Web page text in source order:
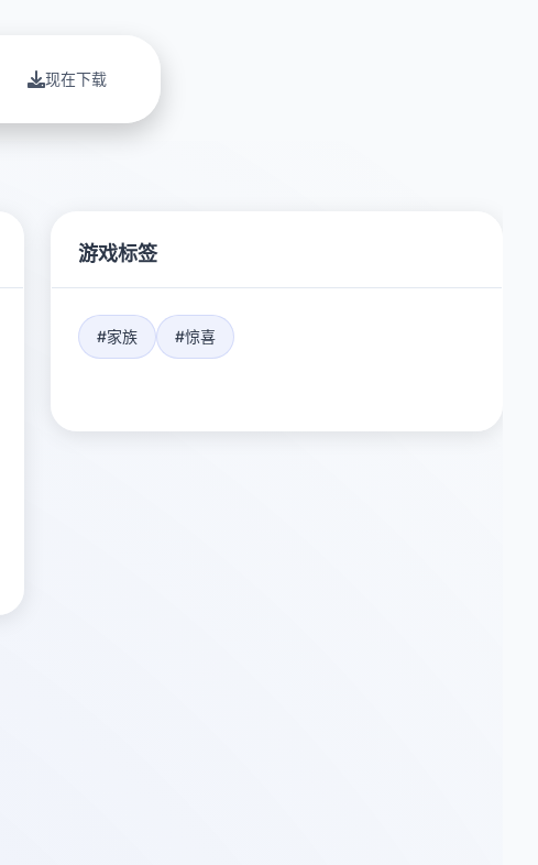
现在下载
游戏标签
#家族 #惊喜